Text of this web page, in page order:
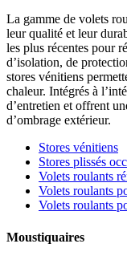
La gamme de volets
leur qualité et leur
les plus récentes pour
d’isolation, de
stores vénitiens
chaleur. Intégrés à
d’entretien et offrent
d’ombrage extérieur.
Stores vénitiens
Stores plissés
Volets roulants
Volets roulants
Volets roulants
Moustiquaires